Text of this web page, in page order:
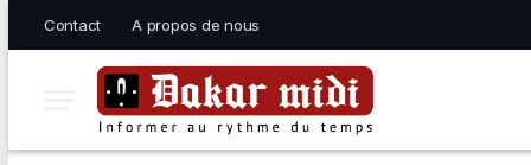
Contact A propos de nous